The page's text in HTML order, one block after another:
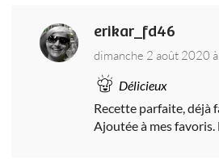
erikar_fd46
dimanche 2 août 2020
Délicieux
Recette parfaite, déjà
Ajoutée à mes favoris.